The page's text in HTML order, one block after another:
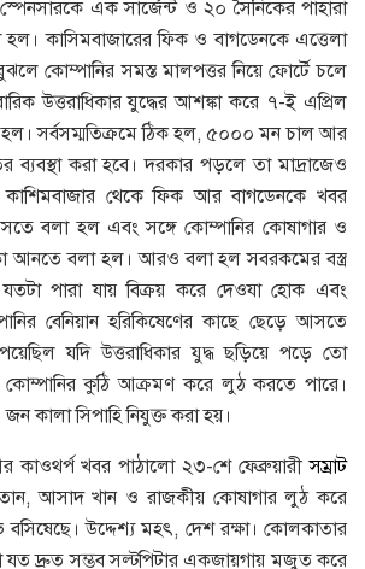
এক সার্জেন্ট ও ২০ সৈনিকের পাহারা
কাসিমবাজারের ফিক ও বাগডেনকে এত্তেলা
কোম্পানির সমস্ত মালপত্তর নিয়ে ফোর্টে চলে
উত্তরাধিকার যুদ্ধের আশঙ্কা করে ৭-ই এপ্রিল
হল। সর্বসম্মতিক্রমে ঠিক হল, ৫০০০ মন চাল আর
করা হবে। দরকার পড়লে তা মাদ্রাজেও
কাশিমবাজার থেকে ফিক আর বাগডেনকে খবর
বলা হল এবং সঙ্গে কোম্পানির কোষাগার ও
আনতে বলা হল। আরও বলা হল সবরকমের বস্ত্র
পারা যায় বিক্রয় করে দেওযা হোক এবং
বেনিয়ান হরিকিষেণের কাছে ছেড়ে আসতে
যদি উত্তরাধিকার যুদ্ধ ছড়িয়ে পড়ে তো
কুঠি আক্রমণ করে লুঠ করতে পারে।
কালা সিপাহি নিযুক্ত করা হয়।
কাওথর্প খবর পাঠালো ২৩-শে ফেব্রুয়ারীসম্রাট
আসাদ খান ও রাজকীয় কোষাগার লুঠ করে
উদ্দেশ্য মহৎ, দেশ রক্ষা। কোলকাতার
যত দ্রুত সম্ভব সল্টপিটার একজায়গায় মজুত করে